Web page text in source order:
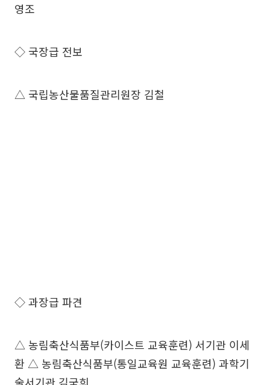
영조
◇ 국장급 전보
△ 국립농산물품질관리원장 김철
◇ 과장급 파견
△ 농림축산식품부(카이스트 교육훈련) 서기관 이세
환 △ 농림축산식품부(통일교육원 교육훈련) 과학기